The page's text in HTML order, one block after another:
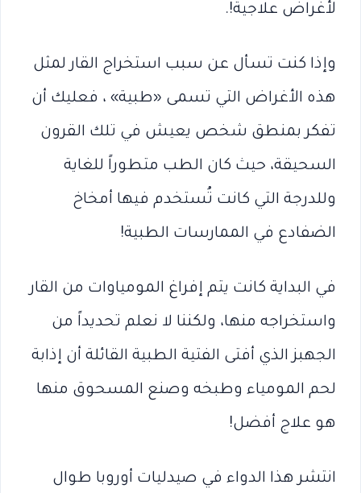
لأغراض علاجية!.
وإذا كنت تسأل عن سبب استخراج القار لمثل
هذه الأغراض التي تسمى «طبية» ، فعليك أن
تفكر بمنطق شخص يعيش في تلك القرون
السحيقة، حيث كان الطب متطوراً للغاية
وللدرجة التي كانت تُستخدم فيها أمخاخ
الضفادع في الممارسات الطبية!
في البداية كانت يتم إفراغ المومياوات من القار
واستخراجه منها، ولكننا لا نعلم تحديداً من
الجهبز الذي أفتى الفتية الطبية القائلة أن إذابة
لحم المومياء وطبخه وصنع المسحوق منها
هو علاج أفضل!
انتشر هذا الدواء في صيدليات أوروبا طوال